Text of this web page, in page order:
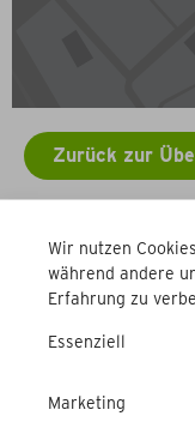
Wir nutzen
während andere
Erfahrung zu
Essenziell
Marketing
Zurück zur